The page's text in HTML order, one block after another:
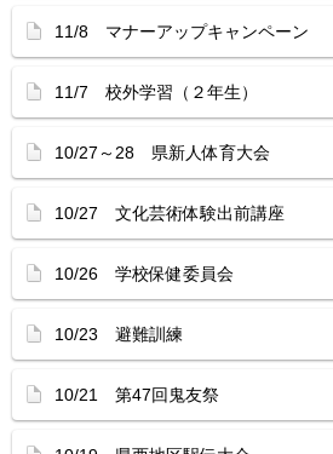
11/8 マナーアップキャンペーン
11/7 校外学習（２年生）
10/27～28 県新人体育大会
10/27 文化芸術体験出前講座
10/26 学校保健委員会
10/23 避難訓練
10/21 第47回鬼友祭